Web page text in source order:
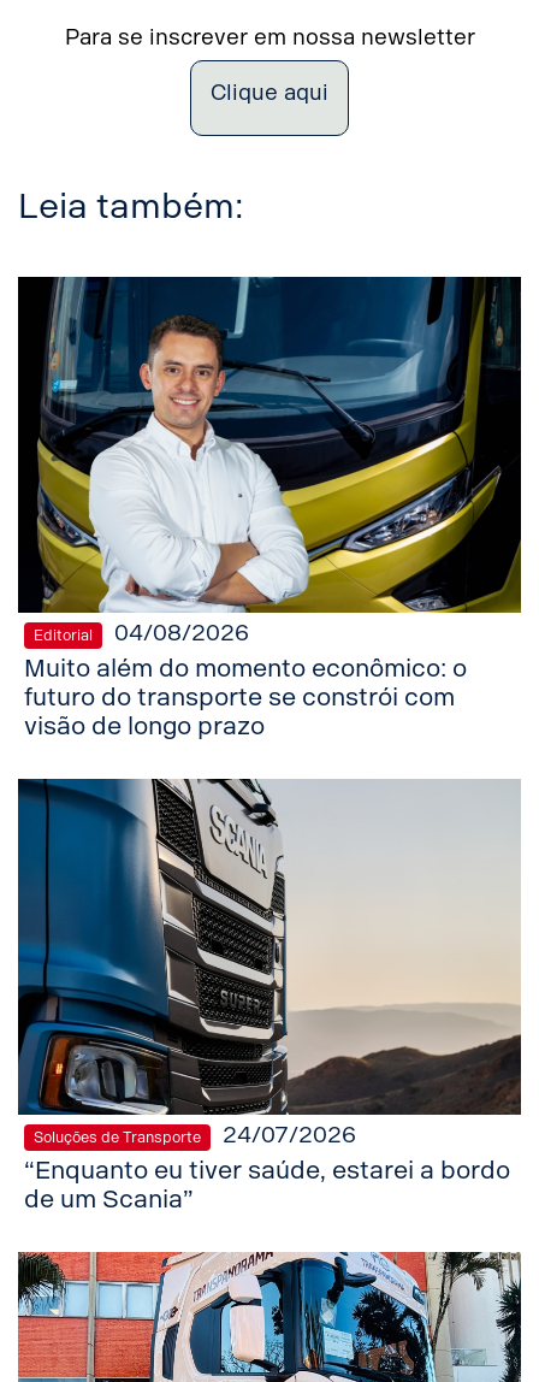
Para se inscrever em nossa newsletter
Clique aqui
Leia também:
Editorial 04/08/2026
Muito além do momento econômico: o
futuro do transporte se constrói com
visão de longo prazo
Soluções de Transporte 24/07/2026
“Enquanto eu tiver saúde, estarei a bordo
de um Scania”